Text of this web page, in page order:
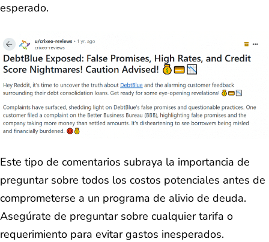
esperado.
Este tipo de comentarios subraya la importancia de
preguntar sobre todos los costos potenciales antes de
comprometerse a un programa de alivio de deuda.
Asegúrate de preguntar sobre cualquier tarifa o
requerimiento para evitar gastos inesperados.